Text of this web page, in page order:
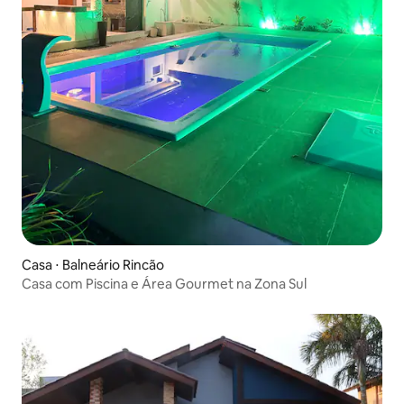
Casa ⋅ Balneário Rincão
Casa com Piscina e Área Gourmet na Zona Sul